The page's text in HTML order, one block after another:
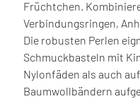
Früchtchen.
Verbindungsringen,
Die robusten Perlen
Schmuckbasteln mit
Nylonfäden als auch
Baumwollbändern